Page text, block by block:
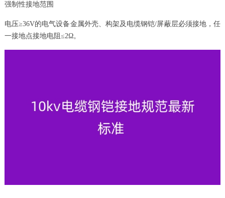
强制性接地范围
电压≥36V的电气设备金属外壳、构架及电缆钢铠/屏蔽层必须接地，任
一接地点接地电阻≤2Ω。